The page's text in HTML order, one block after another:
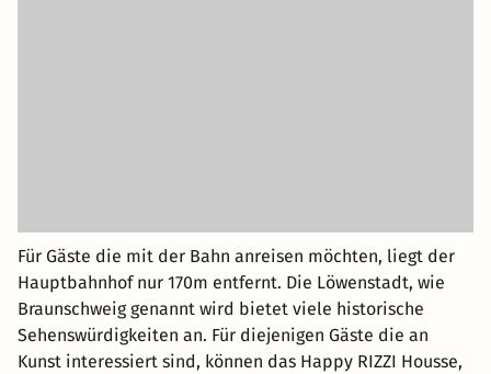
Für Gäste die mit der Bahn anreisen möchten, liegt der
Hauptbahnhof nur 170m entfernt. Die Löwenstadt, wie
Braunschweig genannt wird bietet viele historische
Sehenswürdigkeiten an. Für diejenigen Gäste die an
Kunst interessiert sind, können das Happy RIZZI Housse,